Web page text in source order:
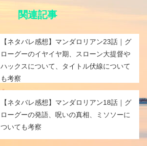
関連記事
【ネタバレ感想】マンダロリアン23話｜グ
ローグーのイヤイヤ期、スローン大提督や
ハックスについて、タイトル伏線について
も考察
【ネタバレ感想】マンダロリアン18話｜グ
ローグーの発語、呪いの真相、ミソソーに
ついても考察